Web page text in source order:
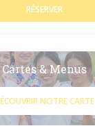
RÉSERVER
Cartes & Menus
NOTRE CARTE